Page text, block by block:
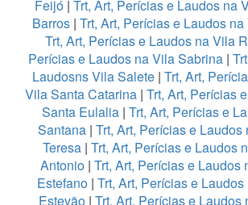
Feijó | Trt, Art, Perícias e Laudos na
Barros | Trt, Art, Perícias e Laudos
Trt, Art, Perícias e Laudos na Vila
Perícias e Laudos na Vila Sabrina|
Laudosns Vila Salete | Trt, Art,
Vila Santa Catarina| Trt, Art, Perícias
Santa Eulalia | Trt, Art, Perícias e
Santana | Trt, Art, Perícias e
Teresa | Trt, Art, Perícias e Laudos
Antonio| Trt, Art, Perícias e Laudos
Estefano| Trt, Art, Perícias e
Estevão | Trt, Art, Perícias e Laudos